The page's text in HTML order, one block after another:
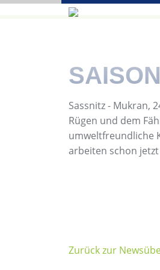
Sassnitz - Mukran,
Rügen und dem
umweltfreundliche
arbeiten schon
Zurück zur